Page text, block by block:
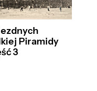
Piramidy
3